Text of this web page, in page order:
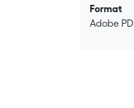
Format
Adobe